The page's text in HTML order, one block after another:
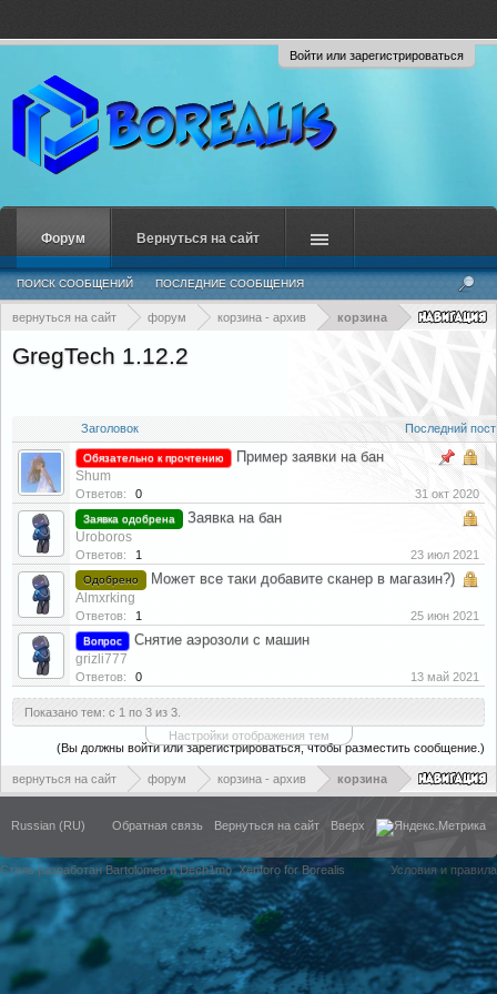
Войти или зарегистрироваться
вернуться на сайт форум корзина - архив корзина
GregTech 1.12.2
Заголовок Последний пост
Обязательно к прочтению Пример заявки на бан
Shum
Ответов: 0 31 окт 2020
Заявка одобрена Заявка на бан
Uroboros
Ответов: 1 23 июл 2021
Одобрено Может все таки добавите сканер в магазин?)
Almxrking
Ответов: 1 25 июн 2021
Вопрос Снятие аэрозоли с машин
grizli777
Ответов: 0 13 май 2021
Показано тем: с 1 по 3 из 3.
Настройки отображения тем
(Вы должны войти или зарегистрироваться, чтобы разместить сообщение.)
вернуться на сайт форум корзина - архив корзина
Форум
ПОИСК СООБЩЕНИЙ ПОСЛЕДНИЕ СООБЩЕНИЯ
Вернуться на сайт
Russian (RU) Обратная связь Вернуться на сайт Вверх
Стиль разработан Bartolomeo и Dech1moXenforo for Borealis Условия и правила